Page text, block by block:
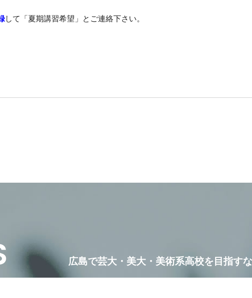
して「夏期講習希望」とご連絡下さい。
広島で芸大・美大・美術系高校を目指す